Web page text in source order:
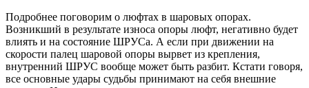
Подробнее поговорим о люфтах в шаровых опорах.
Возникший в результате износа опоры люфт, негативно будет
влиять и на состояние ШРУСа. А если при движении на
скорости палец шаровой опоры вырвет из крепления,
внутренний ШРУС вообще может быть разбит. Кстати говоря,
все основные удары судьбы принимают на себя внешние